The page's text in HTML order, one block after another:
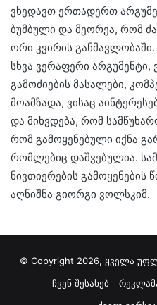
ვხედავთ ერთადერთ
ბუმბული და მეორეა, რომ
ორი კვირის განმავლობაში.
სხვა ვერაფერი არგუმენტი,
გამოძიების მასალები,
მოამზადა, ვისაც
და მიხვდება, რომ
რომ გამოყენებული იქნა
რომლებიც დაშვებულია.
ნივთიერების გამოყენების
აღნიშნა გიორგი ვოლსკიმ.
© Copyright 2026, ყველა
ჩვენ შესახებ